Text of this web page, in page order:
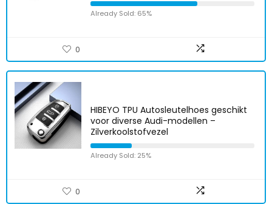
Already Sold: 65%
0
HIBEYO TPU Autosleutelhoes geschikt
voor diverse Audi-modellen –
Zilverkoolstofvezel
Already Sold: 25%
0